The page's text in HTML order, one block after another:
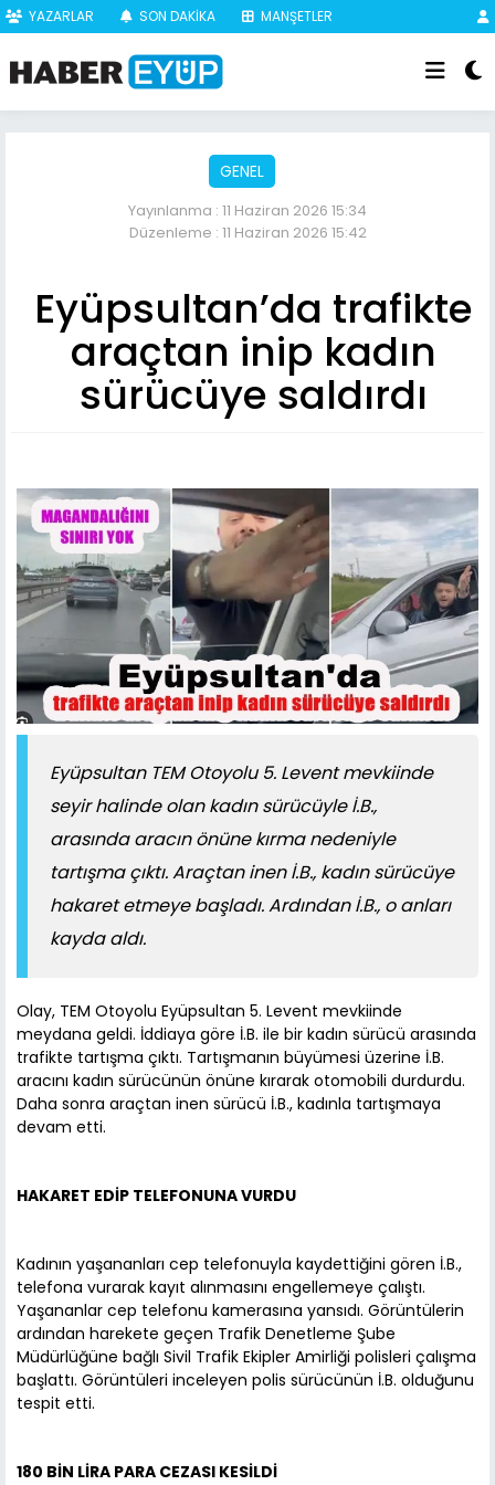
YAZARLAR SON DAKİKA MANŞETLER
GENEL
Yayınlanma : 11 Haziran 2026 15:34
Düzenleme : 11 Haziran 2026 15:42
Eyüpsultan’da trafikte
araçtan inip kadın
sürücüye saldırdı
Eyüpsultan TEM Otoyolu 5. Levent mevkiinde
seyir halinde olan kadın sürücüyle İ.B.,
arasında aracın önüne kırma nedeniyle
tartışma çıktı. Araçtan inen İ.B., kadın sürücüye
hakaret etmeye başladı. Ardından İ.B., o anları
kayda aldı.
Olay, TEM Otoyolu Eyüpsultan 5. Levent mevkiinde
meydana geldi. İddiaya göre İ.B. ile bir kadın sürücü arasında
trafikte tartışma çıktı. Tartışmanın büyümesi üzerine İ.B.
aracını kadın sürücünün önüne kırarak otomobili durdurdu.
Daha sonra araçtan inen sürücü İ.B., kadınla tartışmaya
devam etti.
HAKARET EDİP TELEFONUNA VURDU
Kadının yaşananları cep telefonuyla kaydettiğini gören İ.B.,
telefona vurarak kayıt alınmasını engellemeye çalıştı.
Yaşananlar cep telefonu kamerasına yansıdı. Görüntülerin
ardından harekete geçen Trafik Denetleme Şube
Müdürlüğüne bağlı Sivil Trafik Ekipler Amirliği polisleri çalışma
başlattı. Görüntüleri inceleyen polis sürücünün İ.B. olduğunu
tespit etti.
180 BİN LİRA PARA CEZASI KESİLDİ